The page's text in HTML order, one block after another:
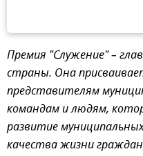
Премия "Служение" –
страны. Она
представителям
командам и людям,
развитие
качества жизни